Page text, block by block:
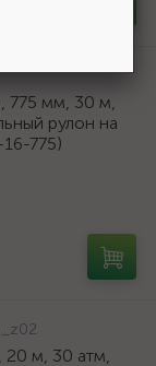
775 мм, 30 м,
рулон на
775)
20 м, 30 атм,